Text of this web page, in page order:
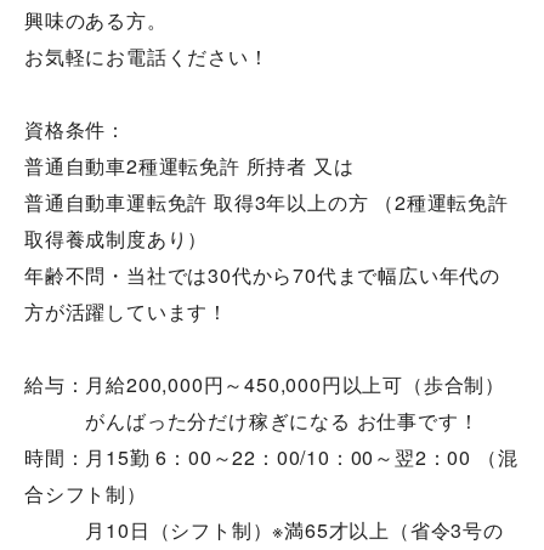
興味のある方。
お気軽にお電話ください！
資格条件：
普通自動車2種運転免許 所持者 又は
普通自動車運転免許 取得3年以上の方 （2種運転免許
取得養成制度あり）
年齢不問・当社では30代から70代まで幅広い年代の
方が活躍しています！
給与：月給200,000円～450,000円以上可（歩合制）
がんばった分だけ稼ぎになる お仕事です！
時間：月15勤 6：00～22：00/10：00～翌2：00 （混
合シフト制）
月10日（シフト制）※満65才以上（省令3号の